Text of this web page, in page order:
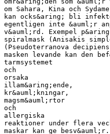
om Sahara, Kina och
kan ocks&aring; bli
egentligen inte &auml;r
v&auml;rd. Exempel
spiralmask (Anisakis
(Pseudoterranova
masken levande kan den
tarmsystemet
och
orsaka
illam&aring;ende,
kr&auml;kningar,
magsm&auml;rtor
och
allergiska
reaktioner under flera
maskar kan ge besv&auml;r.